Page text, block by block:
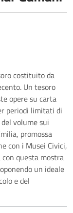
costituito da
Un tesoro
opere su carta
periodi limitati di
volume sui
promossa
con i Musei Civici,
questa mostra
un ideale
e del